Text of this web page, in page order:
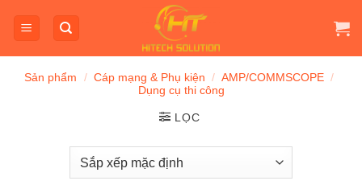
qua
dungSản phẩm / Cáp mạng & Phụ kiện / AMP/COMMSCOPE /
Dụng cụ thi công
LỌC